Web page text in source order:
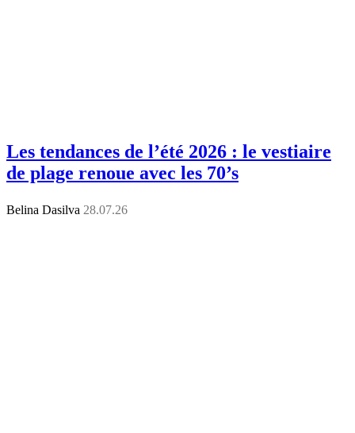
Les tendances de l’été 2026 : le vestiaire
de plage renoue avec les 70’s
Belina Dasilva 28.07.26